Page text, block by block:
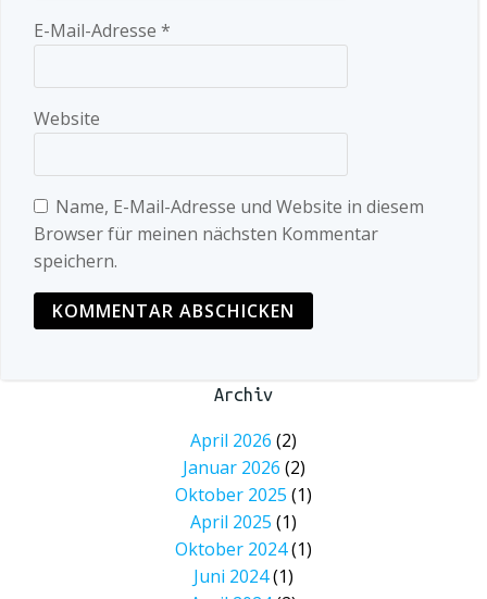
E-Mail-Adresse *
Website
Name, E-Mail-Adresse und Website in diesem
Browser für meinen nächsten Kommentar
speichern.
Archiv
April 2026 (2)
Januar 2026 (2)
Oktober 2025 (1)
April 2025 (1)
Oktober 2024(1)
Juni 2024(1)